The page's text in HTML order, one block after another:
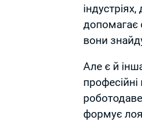
допомагає
вони
Але є й
формує